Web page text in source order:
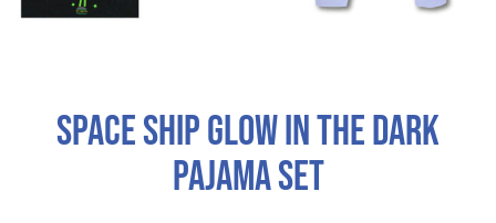
Space Ship Glow in the Dark
pajama set